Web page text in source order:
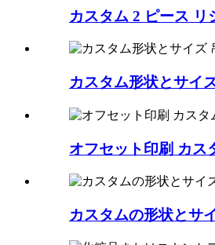
カスタム 2 ピース
カスタム形状とサイ
オフセット印刷 カス
カスタムの形状とサ